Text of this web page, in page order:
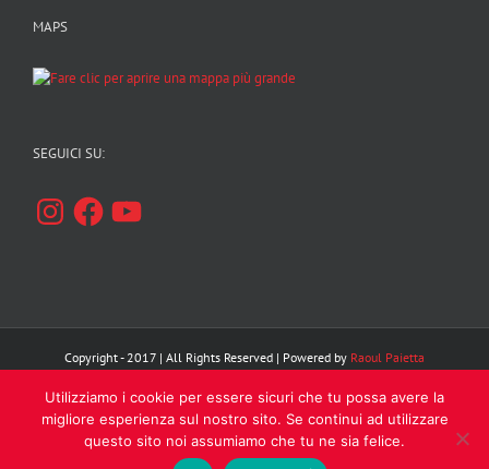
MAPS
SEGUICI SU:
InstagramFacebookYouTube
Copyright - 2017 | All Rights Reserved | Powered by Raoul Paietta
FacebookInstagram
YouTube
Utilizziamo i cookie per essere sicuri che tu possa avere la
migliore esperienza sul nostro sito. Se continui ad utilizzare
questo sito noi assumiamo che tu ne sia felice.